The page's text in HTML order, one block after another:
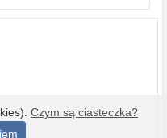
Czym są ciasteczka?